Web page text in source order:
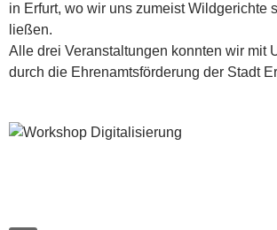
in Erfurt, wo wir uns zumeist Wildgerichte
ließen.
Alle drei Veranstaltungen konnten wir mit
durch die Ehrenamtsförderung der Stadt